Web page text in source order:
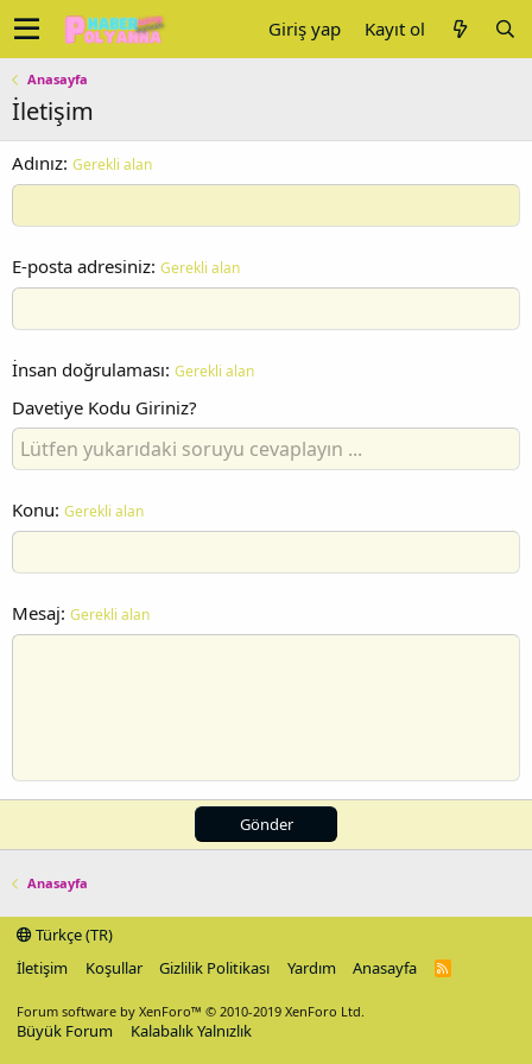
Giriş yap Kayıt ol
Anasayfa
İletişim
Adınız Gerekli alan
E-posta adresiniz Gerekli alan
İnsan doğrulaması Gerekli alan
Davetiye Kodu Giriniz?
Konu Gerekli alan
Mesaj Gerekli alan
Gönder
Anasayfa
Türkçe (TR)
İletişim
Koşullar Gizlilik Politikası Yardım Anasayfa
R
Forum software by XenForo™ © 2010-2019 XenForo Ltd.
Büyük Forum Kalabalık Yalnızlık